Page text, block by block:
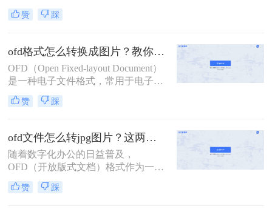
式的固定版式文档格式，被广泛应用
于电子公文、发票等领域。然而，在
件转换成图片格式以便更好地查看、
分享或保存。那么怎样将ofd文件转换
成图片呢？以下是一些将OFD文件转
换成图片的有效方法。
赞 踩
ofd格式怎么转换成图片？教你2个方法轻松完成转换！
OFD（Open Fixed-layout Document）
是一种电子文件格式，常用于电子文
档的存储和交换。但在某些情况下，
我们可能需要将OFD文件转换为图片
情况下查看、分享或嵌入到其他文档
中。那么OFD格式怎么转换成图片
呢？本文将详细介绍几种将OFD格式
转换成图片的方法。
赞 踩
ofd文件怎么转jpg图片？这两种方法能够快速转换！
随着数字化办公的日益普及，
OFD（开放版式文档）格式作为一种
重要的电子文档格式，被广泛应用于
各类正式文件的保存和传输。然而，
赞 踩